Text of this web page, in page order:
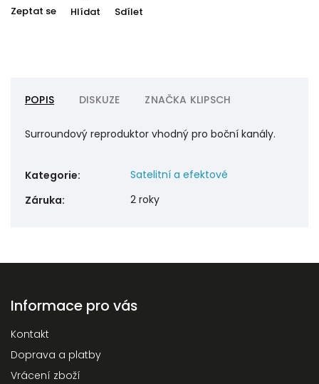
Zeptat se Hlídat Sdílet
POPIS DISKUZE ZNAČKA KLIPSCH
Surroundový reproduktor vhodný pro boční kanály.
Kategorie:
Satelitní a efektové
Záruka: 2 roky
Informace pro vás
Kontakt
Doprava a platby
Vrácení zboží